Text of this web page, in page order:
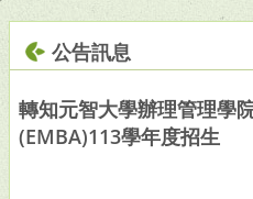
公告訊息
轉知元智大學辦理管理學
(EMBA)113學年度招生